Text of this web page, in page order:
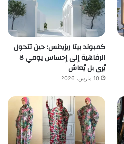
كمبوند بيتا ريزيدنس: حين تتحول
الرفاهية إلى إحساس يومي لا
يُرى بل يُعاش
10 مارس، 2026